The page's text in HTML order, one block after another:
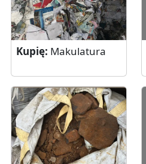
Kupię: Makulatura